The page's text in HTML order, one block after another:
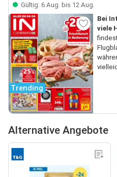
Gültig: 6 Aug. bis 12 Aug.
Trending
Bei
viele
Alternative Angebote